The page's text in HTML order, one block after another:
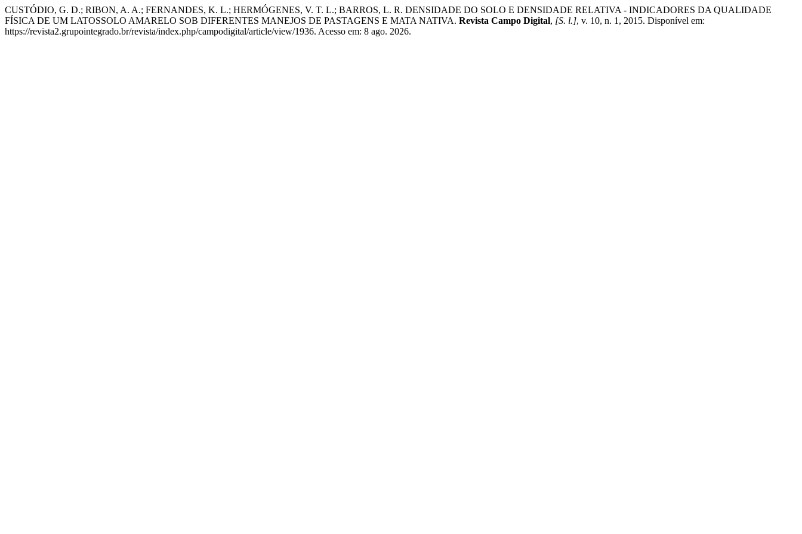
CUSTÓDIO, G. D.; RIBON, A. A.; FERNANDES, K. L.; HERMÓGENES, V. T. L.; BARROS, L. R. DENSIDADE DO SOLO E DENSIDADE RELATIVA - INDICADORES DA QUALIDADE
FÍSICA DE UM LATOSSOLO AMARELO SOB DIFERENTES MANEJOS DE PASTAGENS E MATA NATIVA. Revista Campo Digital, [S. l.], v. 10, n. 1, 2015. Disponível em:
https://revista2.grupointegrado.br/revista/index.php/campodigital/article/view/1936. Acesso em: 8 ago. 2026.